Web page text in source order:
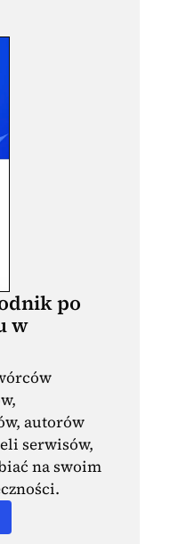
po
w
autorów
serwisów,
na swoim